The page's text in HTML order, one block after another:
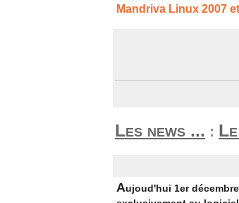
Mandriva Linux 2007
Les news ... :
Aujoud'hui 1er